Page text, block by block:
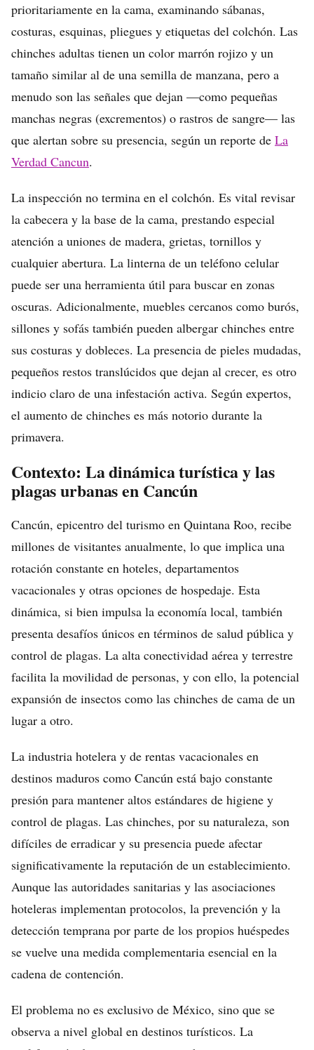
prioritariamente en la cama, examinando sábanas,
costuras, esquinas, pliegues y etiquetas del colchón. Las
chinches adultas tienen un color marrón rojizo y un
tamaño similar al de una semilla de manzana, pero a
menudo son las señales que dejan —como pequeñas
manchas negras (excrementos) o rastros de sangre— las
que alertan sobre su presencia, según un reporte de La
Verdad Cancun.
La inspección no termina en el colchón. Es vital revisar
la cabecera y la base de la cama, prestando especial
atención a uniones de madera, grietas, tornillos y
cualquier abertura. La linterna de un teléfono celular
puede ser una herramienta útil para buscar en zonas
oscuras. Adicionalmente, muebles cercanos como burós,
sillones y sofás también pueden albergar chinches entre
sus costuras y dobleces. La presencia de pieles mudadas,
pequeños restos translúcidos que dejan al crecer, es otro
indicio claro de una infestación activa. Según expertos,
el aumento de chinches es más notorio durante la
primavera.
Contexto: La dinámica turística y las
plagas urbanas en Cancún
Cancún, epicentro del turismo en Quintana Roo, recibe
millones de visitantes anualmente, lo que implica una
rotación constante en hoteles, departamentos
vacacionales y otras opciones de hospedaje. Esta
dinámica, si bien impulsa la economía local, también
presenta desafíos únicos en términos de salud pública y
control de plagas. La alta conectividad aérea y terrestre
facilita la movilidad de personas, y con ello, la potencial
expansión de insectos como las chinches de cama de un
lugar a otro.
La industria hotelera y de rentas vacacionales en
destinos maduros como Cancún está bajo constante
presión para mantener altos estándares de higiene y
control de plagas. Las chinches, por su naturaleza, son
difíciles de erradicar y su presencia puede afectar
significativamente la reputación de un establecimiento.
Aunque las autoridades sanitarias y las asociaciones
hoteleras implementan protocolos, la prevención y la
detección temprana por parte de los propios huéspedes
se vuelve una medida complementaria esencial en la
cadena de contención.
El problema no es exclusivo de México, sino que se
observa a nivel global en destinos turísticos. La